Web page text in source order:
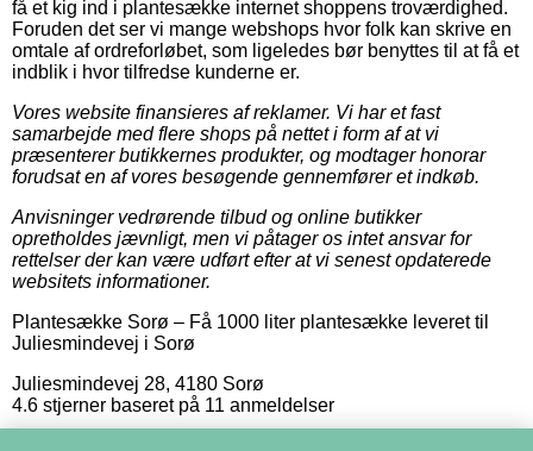
få et kig ind i plantesække internet shoppens troværdighed.
Foruden det ser vi mange webshops hvor folk kan skrive en
omtale af ordreforløbet, som ligeledes bør benyttes til at få et
indblik i hvor tilfredse kunderne er.
Vores website finansieres af reklamer. Vi har et fast
samarbejde med flere shops på nettet i form af at vi
præsenterer butikkernes produkter, og modtager honorar
forudsat en af vores besøgende gennemfører et indkøb.
Anvisninger vedrørende tilbud og online butikker
opretholdes jævnligt, men vi påtager os intet ansvar for
rettelser der kan være udført efter at vi senest opdaterede
websitets informationer.
Plantesække Sorø – Få 1000 liter plantesække leveret til
Juliesmindevej i Sorø
Juliesmindevej 28, 4180 Sorø
4.6 stjerner baseret på 11 anmeldelser